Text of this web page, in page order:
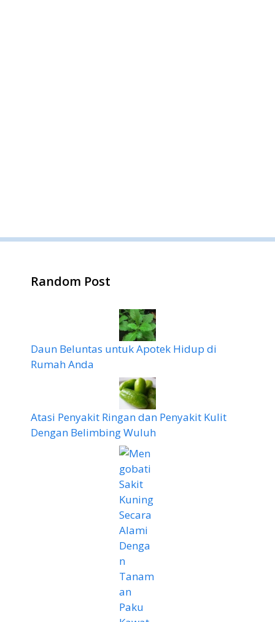
Random Post
Daun Beluntas untuk Apotek Hidup di
Rumah Anda
Atasi Penyakit Ringan dan Penyakit Kulit
Dengan Belimbing Wuluh